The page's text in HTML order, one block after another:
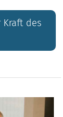
des